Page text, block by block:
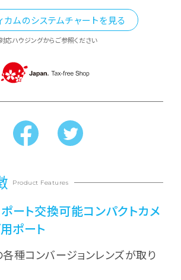
カムのシステムチャートを見る
対応ハウジングからご参照ください
Product Features
ート交換可能コンパクトカメ
ポート
種コンバージョンレンズが取り